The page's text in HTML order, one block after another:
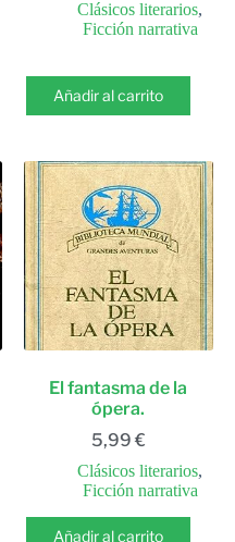
Clásicos literarios,
Ficción narrativa
Añadir al carrito
El fantasma de la
ópera.
5,99 €
Clásicos literarios,
Ficción narrativa
Añadir al carrito